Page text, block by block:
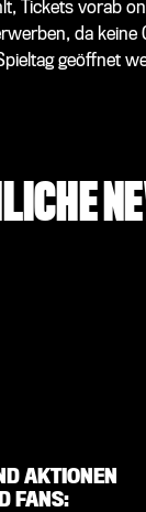
Tickets vorab
da keine
geöffnet
AKTIONEN
FANS: